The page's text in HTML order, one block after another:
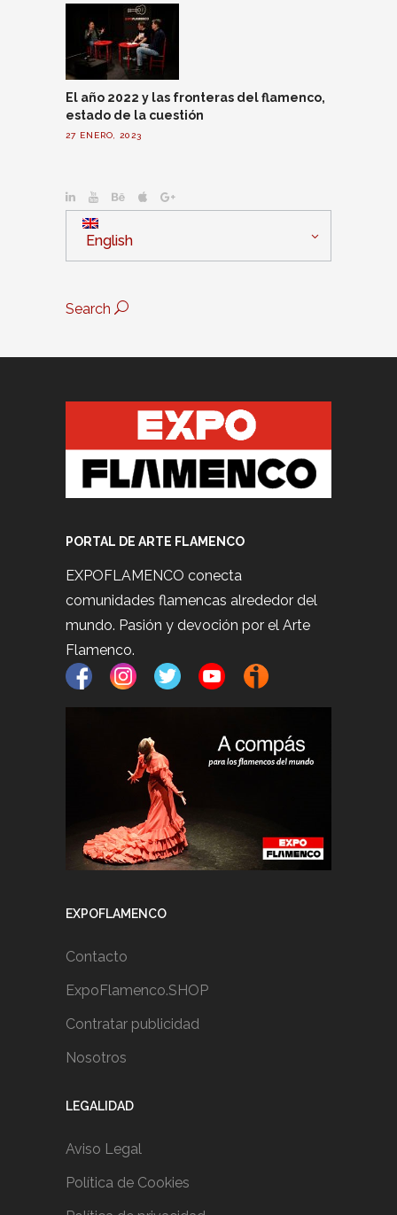
El año 2022 y las fronteras del flamenco,
estado de la cuestión
27 ENERO, 2023
English
Search
PORTAL DE ARTE FLAMENCO
EXPOFLAMENCO conecta
comunidades flamencas alrededor del
mundo. Pasión y devoción por el Arte
Flamenco.
EXPOFLAMENCO
Contacto
ExpoFlamenco.SHOP
Contratar publicidad
Nosotros
LEGALIDAD
Aviso Legal
Política de Cookies